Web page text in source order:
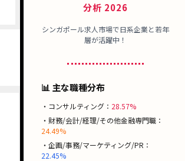
分析 2026
シンガポール求人市場で日系企業と若年
層が活躍中！
📊 主な職種分布
・コンサルティング： 28.57%
・財務/会計/経理/その他金融専門職：
24.49%
・企画/事務/マーケティング/PR：
22.45%